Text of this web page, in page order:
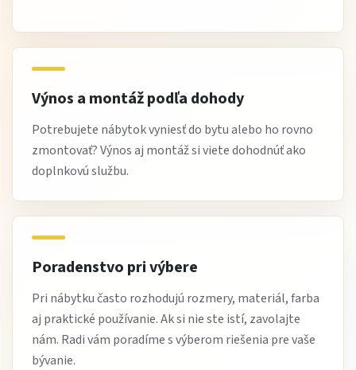
odborné poradenstvo pri výbere nábytku
Na vystavenie dekorácií a zároveň praktické uloženie
vecí.
Hodí sa do malej obývačky?
Áno, opticky odľahčuje priestor.
Je vhodná do jedálne?
Je údržba náročná?
Nie, stačí bežné čistenie a starostlivosť o sklo.
Výnos a montáž podľa dohody
Potrebujete nábytok vyniesť do bytu alebo ho rovno
zmontovať? Výnos aj montáž si viete dohodnúť ako
doplnkovú službu.
Poradenstvo pri výbere
Pri nábytku často rozhodujú rozmery, materiál, farba
aj praktické používanie. Ak si nie ste istí, zavolajte
nám. Radi vám poradíme s výberom riešenia pre vaše
bývanie.